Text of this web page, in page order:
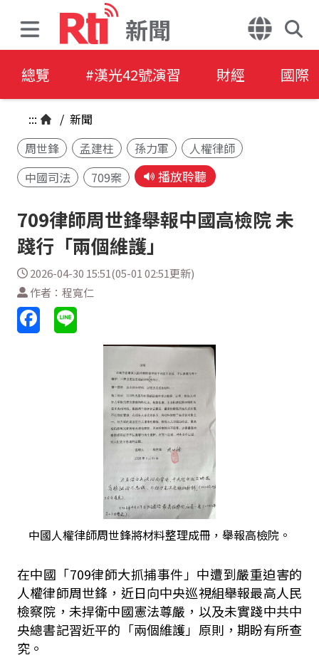
新聞
總覽 #漢光42號演習 財經 國際
::: / 新聞
周世鋒
孟建柱 孫力軍
人權律師
中國司法
709案 播放聆聽
709律師周世鋒舉報中國高檢院 未
踐行「兩個維護」
2026-04-30 15:51(05-01 02:51更新)
作者：程寬仁
中國人權律師周世鋒將材料整理成冊，舉報高檢院。
在中國「709律師大抓捕事件」中遭到嚴重迫害的
人權律師周世鋒，近日向中央巡視組舉報最高人民
檢察院，未捍衛中國憲法尊嚴，以及未實踐中共中
央總書記習近平的「兩個維護」原則，期盼有所查
究。